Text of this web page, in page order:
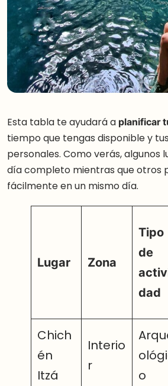
Esta tabla te ayudará a planificar
tiempo que tengas disponible y
personales. Como verás, algunos
día completo mientras que otros
fácilmente en un mismo día.
Lugar Zona
Tipo
de
dad
Chich
én
Itzá
Interio
r
o